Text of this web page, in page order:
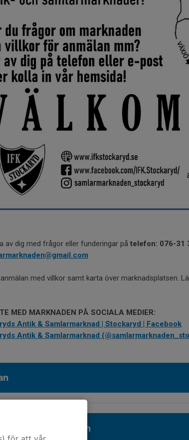
av dig med frågor eller funderingar på telefon: 076-31
med villkor samt karta över marknadsplatsen.
MED MARKNADEN PÅ SOCIALA MEDIER:
Antik & Samlarmarknad | Stockaryd | Facebook
Antik & Samlarmarknad
marknadsplatsen